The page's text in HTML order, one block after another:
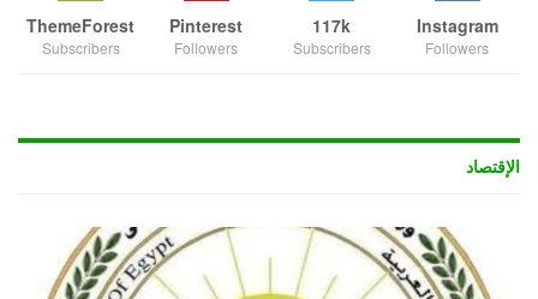
Instagram
Followers
117k
Subscribers
Pinterest
Followers
ThemeForest
Subscribers
الإقتصاد